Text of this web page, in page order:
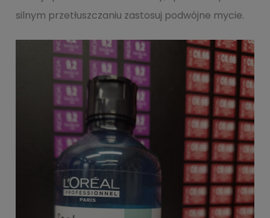
silnym przetłuszczaniu zastosuj podwójne mycie.